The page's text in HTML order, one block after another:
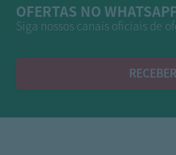
OFERTAS NO
Siga nossos canais oficiais de